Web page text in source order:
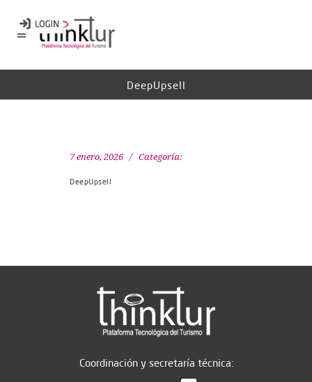
DeepUpsell
7 enero, 2026 Categoría:
DeepUpsell
Coordinación y secretaría técnica: